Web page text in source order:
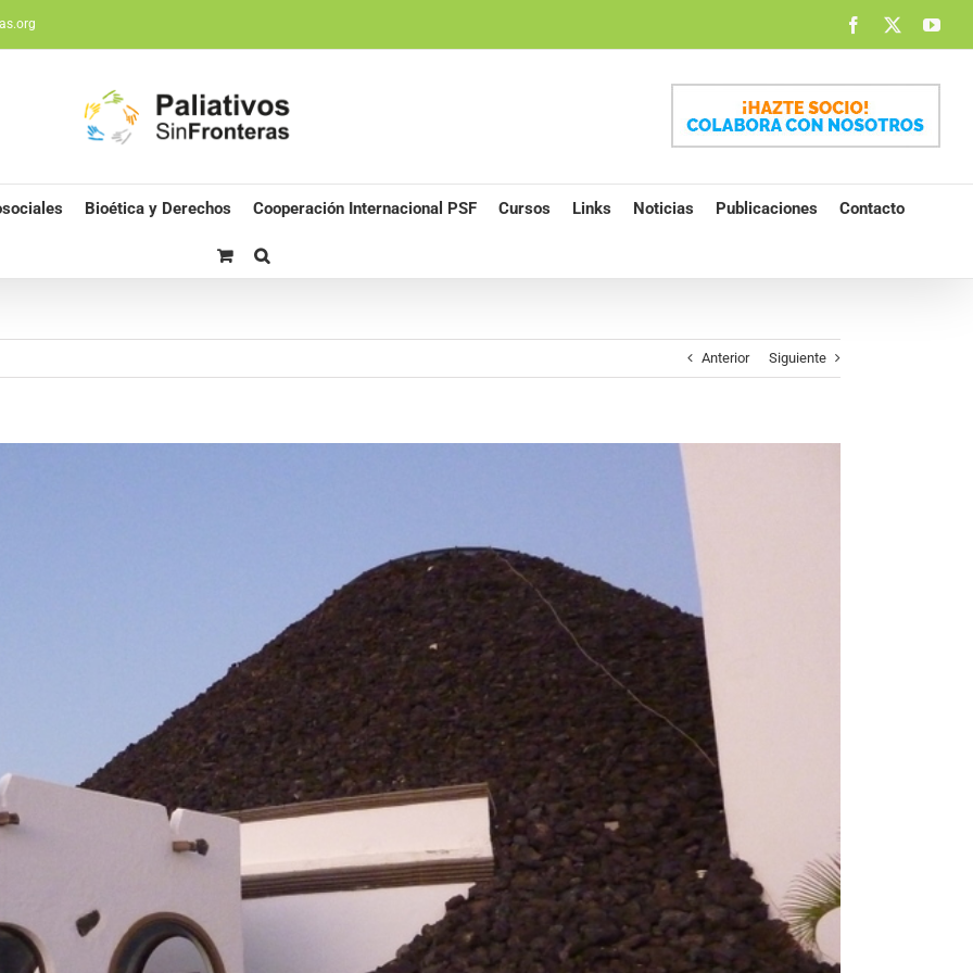
Facebook
Bioética y Derechos Cooperación Internacional PSF Cursos Links Noticias Publicaciones Contacto
Anterior Siguiente